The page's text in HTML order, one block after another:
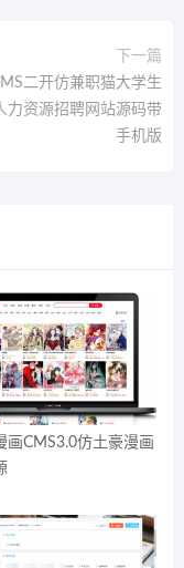
下一篇
二开仿兼职猫大学生
力资源招聘网站源码带
手机版
画CMS3.0仿土豪漫画